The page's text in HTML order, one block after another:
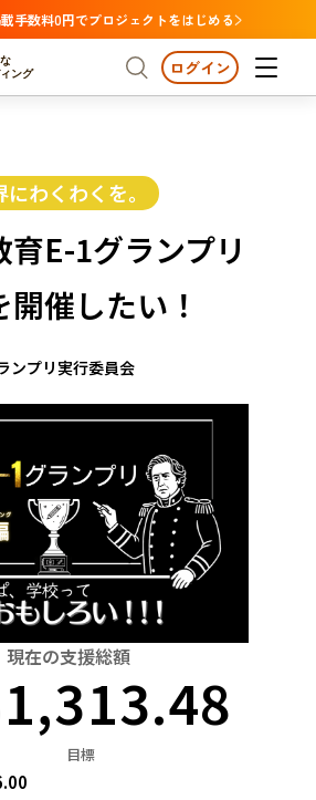
載手数料0円でプロジェクトをはじめる
ング
らさがす 注目
さがす 国際協力
医療・福祉
人権・マイノリティ
関東
中部
近畿
中国
四国
九州・沖縄
援金額が多い
終了日が近い
す
祉
子ども・教育
人権・マイノリティ
岩手 宮城 秋田
埼玉 千葉 東京
川 福井 山梨
京都 大阪 兵庫
山 広島 山口
媛
ログイン
わくわくを。
E-1グランプリ
催したい！
ンプリ実行委員会
現在の支援総額
目標